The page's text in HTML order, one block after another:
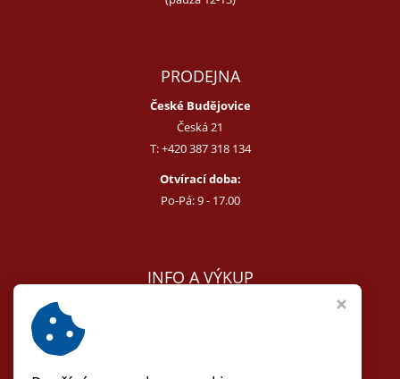
PRODEJNA
České Budějovice
Česká 21
T:+420 387 318 134
Otvírací doba:
Po-Pá: 9 - 17.00
INFO A VÝKUP